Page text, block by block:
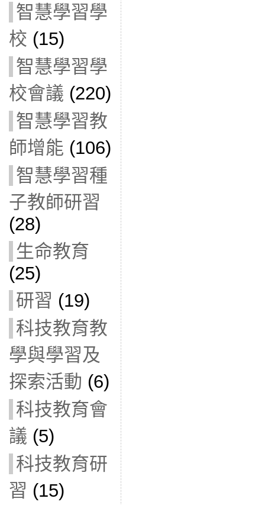
智慧學習學
校 (15)
智慧學習學
校會議 (220)
智慧學習教
師增能 (106)
智慧學習種
子教師研習
(28)
生命教育
(25)
研習 (19)
科技教育教
學與學習及
探索活動 (6)
科技教育會
議 (5)
科技教育研
習 (15)